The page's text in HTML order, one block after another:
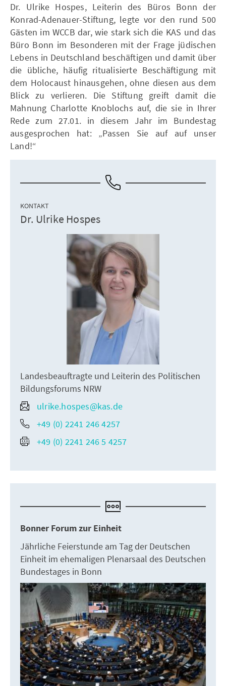
Dr. Ulrike Hospes, Leiterin des Büros Bonn der
Konrad-Adenauer-Stiftung, legte vor den rund 500
Gästen im WCCB dar, wie stark sich die KAS und das
Büro Bonn im Besonderen mit der Frage jüdischen
Lebens in Deutschland beschäftigen und damit über
die übliche, häufig ritualisierte Beschäftigung mit
dem Holocaust hinausgehen, ohne diesen aus dem
Blick zu verlieren. Die Stiftung greift damit die
Mahnung Charlotte Knoblochs auf, die sie in Ihrer
Rede zum 27.01. in diesem Jahr im Bundestag
ausgesprochen hat: „Passen Sie auf auf unser
Land!“
KONTAKT
Dr. Ulrike Hospes
Landesbeauftragte und Leiterin des Politischen
Bildungsforums NRW
ulrike.hospes@kas.de
+49 (0) 2241 246 4257
+49 (0) 2241 246 5 4257
Bonner Forum zur Einheit
Jährliche Feierstunde am Tag der Deutschen
Einheit im ehemaligen Plenarsaal des Deutschen
Bundestages in Bonn